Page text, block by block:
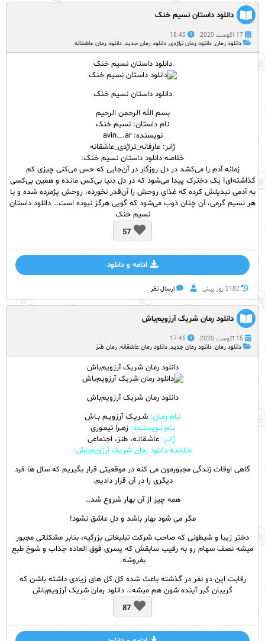
دانلود داستان نسیم خنک
17 آگوست 2020
18:45
دانلود رمان, دانلود رمان تراژدی, دانلود رمان جدید, دانلود رمان عاشقانه
دانلود داستان نسیم خنک
دانلود داستان نسیم خنک
بسم الله الرحمن الرحیم
نام داستان: نسیم خنک
نویسنده: avin._.ar
ژانر: عارفانه_تراژدی_عاشقانه
خلاصه دانلود داستان نسیم خنک:
زمانه آدم را می‌کشد در دل روزگار در آن‌جایی که حس می‌کنی چیزی کم
گذاشته‌ای! یک دخترک پیدا می‌شود که در دل دنیا بی‌کس مانده و همین بی‌کسی
به آدمی تبدیلش کرده که غذای روحش را آن‌قدر نخورده، روحش پژمرده شده و با
هر نسیم گرمی، آن چنان ذوب می‌شود که گویی هرگز نبوده است… دانلود داستان
نسیم خنک
57
ادامه و دانلود
2182 روز پيش ارسال نظر
دانلود رمان شریک آرزویم‌باش
15 آگوست 2020
17:45
دانلود رمان, دانلود رمان جدید, دانلود رمان عاشقانه, رمان طنز
دانلود رمان شریک آرزویم‌باش
دانلود رمان شریک آرزویم‌باش
نـام رمـان: شـریـک آرزویـم بـاش
نـام نـویسنـده: زهـرا تیمـوری
ژانـر: عاشـقانـه، طنز، اجتماعی
خـلاصـه دانلود رمان شریک آرزویم‌باش:
گاهی اوقات زندگی مجبورمون می کنه در موقعیتی قرار بگیریم که سال ها فرد
دیگری را در آن قرار دادیم.
همه چیز از آن بهار شروع شد…
مگر می شود بهار باشد و دل عاشق نشود!
دختر زیبا و شیطونی که صاحب شرکت تبلیغاتی بزرگیه، بنابر مشکلاتی مجبور
میشه نصف سهام رو به رقیب سابقش که پسری فوق العاده جذاب و شوخ طبع
بفروشه.
رقابت این دو نفر در گذشته باعث شده کل کل های زیادی داشته باشن که
گریبان گیر آینده شون هم میشه… دانلود رمان شریک آرزویم‌باش
87